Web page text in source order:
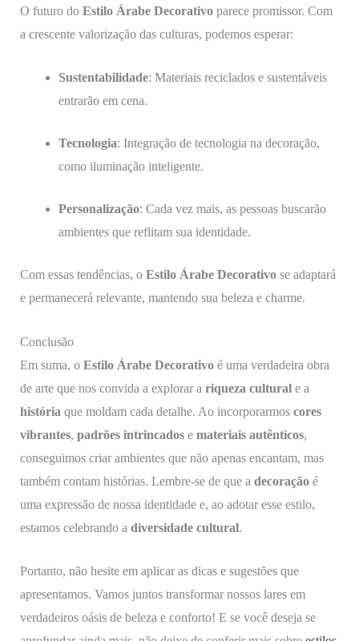
O futuro do Estilo Árabe Decorativoparece promissor. Com
a crescente valorização das culturas, podemos esperar:
Sustentabilidade: Materiais reciclados e sustentáveis
entrarão em cena.
Tecnologia: Integração de tecnologia na decoração,
como iluminação inteligente.
Personalização: Cada vez mais, as pessoas buscarão
ambientes que reflitam sua identidade.
Com essas tendências, o Estilo Árabe Decorativose adaptará
e permanecerá relevante, mantendo sua beleza e charme.
Conclusão
Em suma, o Estilo Árabe Decorativoé uma verdadeira obra
de arte que nos convida a explorar a riqueza culturale a
história que moldam cada detalhe. Ao incorporarmos cores
vibrantes, padrões intrincadose materiais autênticos,
conseguimos criar ambientes que não apenas encantam, mas
também contam histórias. Lembre-se de que a decoraçãoé
uma expressão de nossa identidade e, ao adotar esse estilo,
estamos celebrando a diversidade cultural.
Portanto, não hesite em aplicar as dicas e sugestões que
apresentamos. Vamos juntos transformar nossos lares em
verdadeiros oásis de beleza e conforto! E se você deseja se